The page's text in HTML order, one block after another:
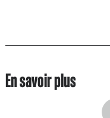
En savoir plus